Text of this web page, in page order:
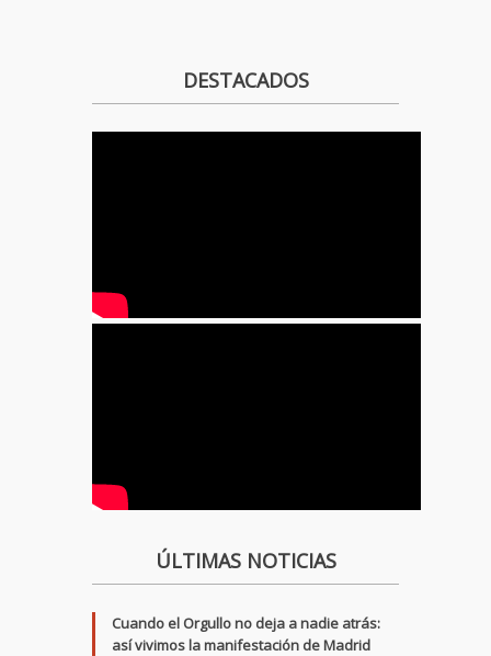
DESTACADOS
ÚLTIMAS NOTICIAS
Cuando el Orgullo no deja a nadie atrás:
así vivimos la manifestación de Madrid